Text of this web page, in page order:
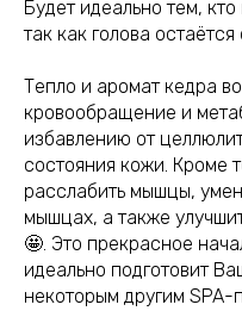
Будет идеально тем,
так как голова
Тепло и аромат кедра
кровообращение и
избавлению от
состояния кожи. Кроме
расслабить мышцы,
мышцах, а также
🤩. Это прекрасное
идеально подготовит
некоторым другим SPA-